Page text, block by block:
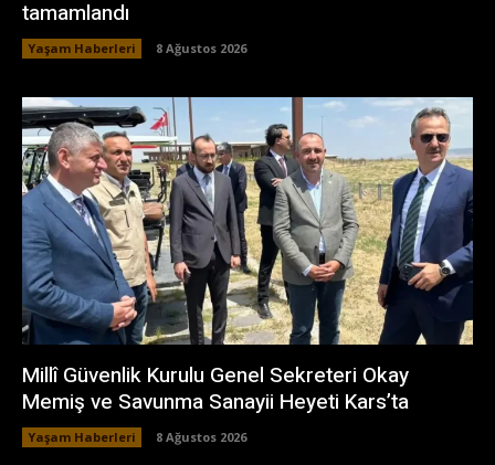
tamamlandı
Yaşam Haberleri 8 Ağustos 2026
Millî Güvenlik Kurulu Genel Sekreteri Okay
Memiş ve Savunma Sanayii Heyeti Kars’ta
Yaşam Haberleri 8 Ağustos 2026